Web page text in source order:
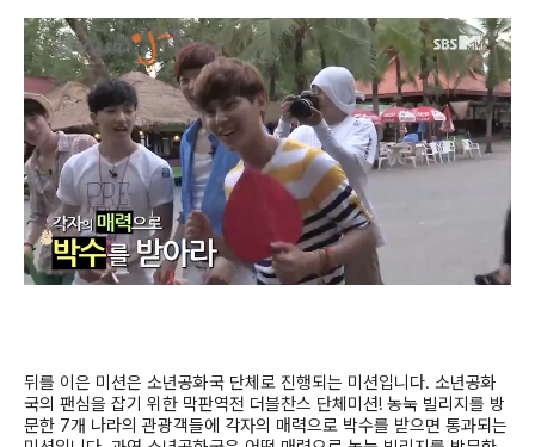
뒤를 이은 미션은 소년공화국 단체로 진행되는 미션입니다. 소년공화
국의 팬심을 잡기 위한 막판역전 더블찬스 단체미션! 농눅 빌리지를 방
문한 7개 나라의 관광객들에 각자의 매력으로 박수를 받으면 통과되는